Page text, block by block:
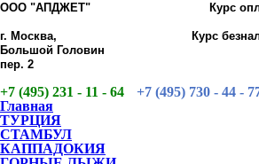
Курс
Курс
ООО "АПДЖЕТ"
г. Москва,
Большой Головин
пер. 2
+7 (495) 231 - 11 - 64
+7 (495) 730 - 44 -
Главная
ТУРЦИЯ
СТАМБУЛ
КАППАДОКИЯ